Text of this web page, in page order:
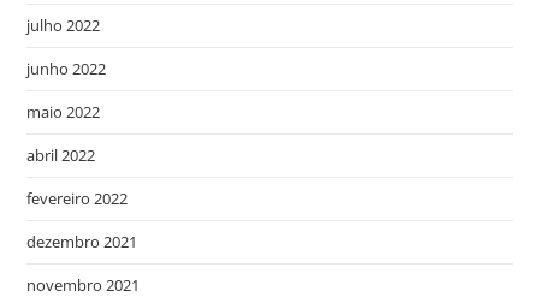
julho 2022
junho 2022
maio 2022
abril 2022
fevereiro 2022
dezembro 2021
novembro 2021